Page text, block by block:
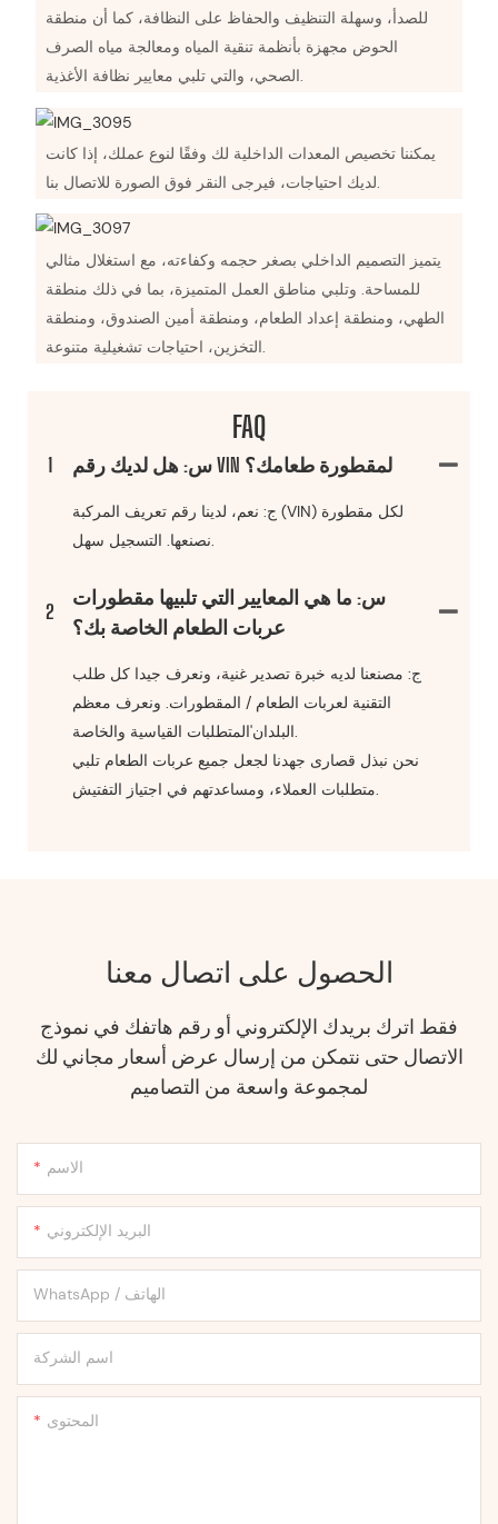
للصدأ، وسهلة التنظيف والحفاظ على النظافة، كما أن منطقة
الحوض مجهزة بأنظمة تنقية المياه ومعالجة مياه الصرف
الصحي، والتي تلبي معايير نظافة الأغذية.
يمكننا تخصيص المعدات الداخلية لك وفقًا لنوع عملك، إذا كانت
لديك احتياجات، فيرجى النقر فوق الصورة للاتصال بنا.
يتميز التصميم الداخلي بصغر حجمه وكفاءته، مع استغلال مثالي
للمساحة. وتلبي مناطق العمل المتميزة، بما في ذلك منطقة
الطهي، ومنطقة إعداد الطعام، ومنطقة أمين الصندوق، ومنطقة
التخزين، احتياجات تشغيلية متنوعة.
FAQ
1 س: هل لديك رقم VIN لمقطورة طعامك؟
ج: نعم، لدينا رقم تعريف المركبة (VIN) لكل مقطورة
نصنعها. التسجيل سهل.
2
س: ما هي المعايير التي تلبيها مقطورات
عربات الطعام الخاصة بك؟
ج: مصنعنا لديه خبرة تصدير غنية، ونعرف جيدا كل طلب
التقنية لعربات الطعام / المقطورات. ونعرف معظم
البلدان'المتطلبات القياسية والخاصة.
نحن نبذل قصارى جهدنا لجعل جميع عربات الطعام تلبي
متطلبات العملاء، ومساعدتهم في اجتياز التفتيش.
الحصول على اتصال معنا
فقط اترك بريدك الإلكتروني أو رقم هاتفك في نموذج
الاتصال حتى نتمكن من إرسال عرض أسعار مجاني لك
لمجموعة واسعة من التصاميم
الاسم
البريد الإلكتروني
WhatsApp / الهاتف
اسم الشركة
المحتوى